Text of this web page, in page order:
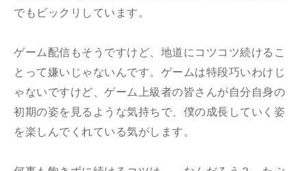
でもビックリしています。
ゲーム配信もそうですけど、地道にコツコツ続けるこ
とって嫌いじゃないんです。ゲームは特段巧いわけじ
ゃないですけど、ゲーム上級者の皆さんが自分自身の
初期の姿を見るような気持ちで、僕の成長していく姿
を楽しんでくれている気がします。